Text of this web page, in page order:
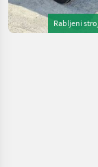
Rabljeni stroj